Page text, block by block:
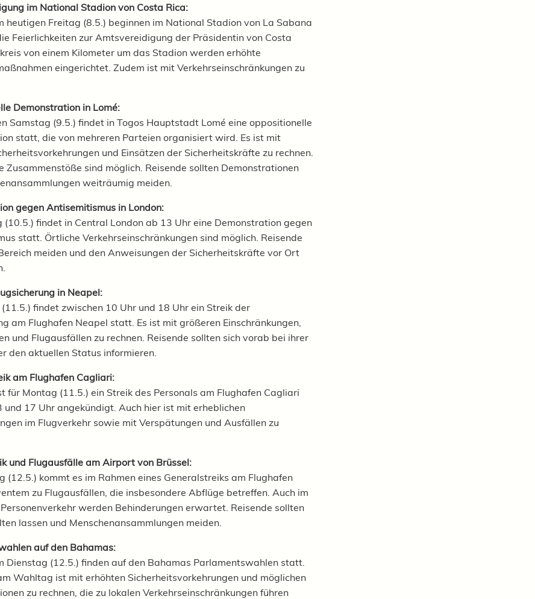
im National Stadion von Costa Rica:
heutigen Freitag (8.5.) beginnen im National Stadion von La Sabana
Feierlichkeiten zur Amtsvereidigung der Präsidentin von Costa
von einem Kilometer um das Stadion werden erhöhte
eingerichtet. Zudem ist mit Verkehrseinschränkungen zu
Demonstration in Lomé:
Samstag (9.5.) findet in Togos Hauptstadt Lomé eine oppositionelle
statt, die von mehreren Parteien organisiert wird. Es ist mit
und Einsätzen der Sicherheitskräfte zu rechnen.
Zusammenstöße sind möglich. Reisende sollten Demonstrationen
weiträumig meiden.
gegen Antisemitismus in London:
(10.5.) findet in Central London ab 13 Uhr eine Demonstration gegen
statt. Örtliche Verkehrseinschränkungen sind möglich. Reisende
meiden und den Anweisungen der Sicherheitskräfte vor Ort
in Neapel:
findet zwischen 10 Uhr und 18 Uhr ein Streik der
am Flughafen Neapel statt. Es ist mit größeren Einschränkungen,
und Flugausfällen zu rechnen. Reisende sollten sich vorab bei ihrer
den aktuellen Status informieren.
am Flughafen Cagliari:
für Montag (11.5.) ein Streik des Personals am Flughafen Cagliari
und 17 Uhr angekündigt. Auch hier ist mit erheblichen
im Flugverkehr sowie mit Verspätungen und Ausfällen zu
und Flugausfälle am Airport von Brüssel:
(12.5.) kommt es im Rahmen eines Generalstreiks am Flughafen
zu Flugausfällen, die insbesondere Abflüge betreffen. Auch im
werden Behinderungen erwartet. Reisende sollten
lassen und Menschenansammlungen meiden.
auf den Bahamas:
Dienstag (12.5.) finden auf den Bahamas Parlamentswahlen statt.
Wahltag ist mit erhöhten Sicherheitsvorkehrungen und möglichen
zu rechnen, die zu lokalen Verkehrseinschränkungen führen